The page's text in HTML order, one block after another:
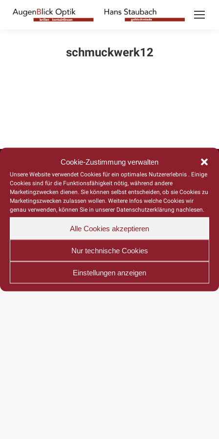
Cookie-Zustimmung verwalten
Unsere Website verwendet Cookies für ein optimales Nutzererlebnis . Einige
Cookies sind für die Funktionsfähigkeit nötig, während andere
Marketingzwecken dienen. Sie können selbst entscheiden, ob sie Cookies zu
Marketingszwecken zulassen wollen. Weitere Infos welche Cookies wir
genau verwenden, können Sie in unserer Datenschutzerklärung nachlesen.
Alle Cookies akzeptieren
Nur technische Cookies
Einstellungen anzeigen
schmuckwerk12
Copyright 2026 © AugenBlick Optik Triller und Hans Staubach Goldschmiede